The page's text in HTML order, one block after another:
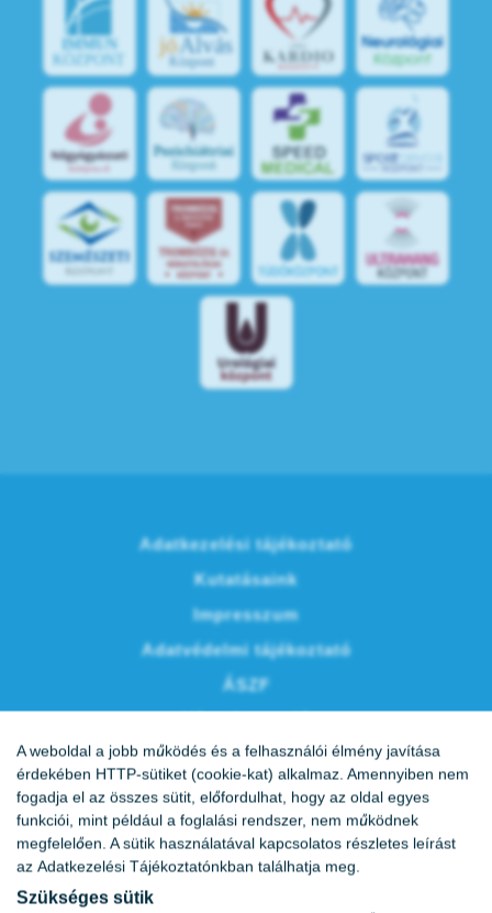
A weboldal a jobb működés és a felhasználói élmény javítása
érdekében HTTP-sütiket (cookie-kat) alkalmaz. Amennyiben nem
fogadja el az összes sütit, előfordulhat, hogy az oldal egyes
funkciói, mint például a foglalási rendszer, nem működnek
megfelelően. A sütik használatával kapcsolatos részletes leírást
az Adatkezelési Tájékoztatónkban találhatja meg.
Szükséges sütik
IMMUN
KÖZPONT
jóAlvás
Központ
SPORT
Adatkezelési tájékoztató
Kutatásaink
Impresszum
Adatvédelmi tájékoztató
ÁSZF
Karrier